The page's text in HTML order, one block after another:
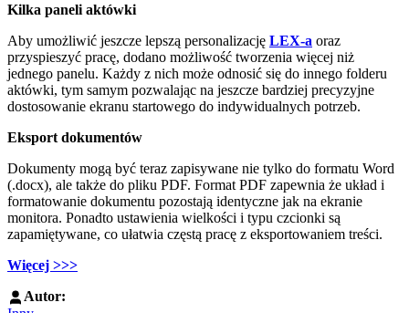
Kilka paneli aktówki
Aby umożliwić jeszcze lepszą personalizację LEX-a oraz
przyspieszyć pracę, dodano możliwość tworzenia więcej niż
jednego panelu. Każdy z nich może odnosić się do innego folderu
aktówki, tym samym pozwalając na jeszcze bardziej precyzyjne
dostosowanie ekranu startowego do indywidualnych potrzeb.
Eksport dokumentów
Dokumenty mogą być teraz zapisywane nie tylko do formatu Word
(.docx), ale także do pliku PDF. Format PDF zapewnia że układ i
formatowanie dokumentu pozostają identyczne jak na ekranie
monitora. Ponadto ustawienia wielkości i typu czcionki są
zapamiętywane, co ułatwia częstą pracę z eksportowaniem treści.
Więcej >>>
Autor: